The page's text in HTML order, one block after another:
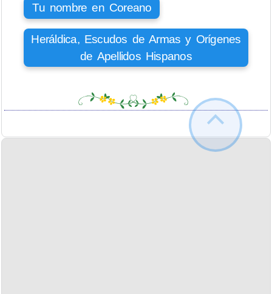
Tu nombre en Coreano
Heráldica, Escudos de Armas y Orígenes
de Apellidos Hispanos